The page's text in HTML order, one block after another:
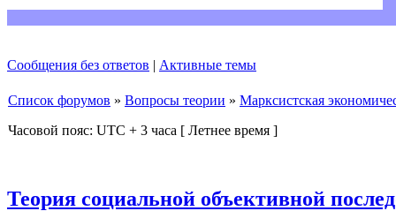
Сообщения без ответов | Активные темы
Список форумов » Вопросы теории » Марксистская
Часовой пояс: UTC + 3 часа [ Летнее время ]
Теория социальной объективной